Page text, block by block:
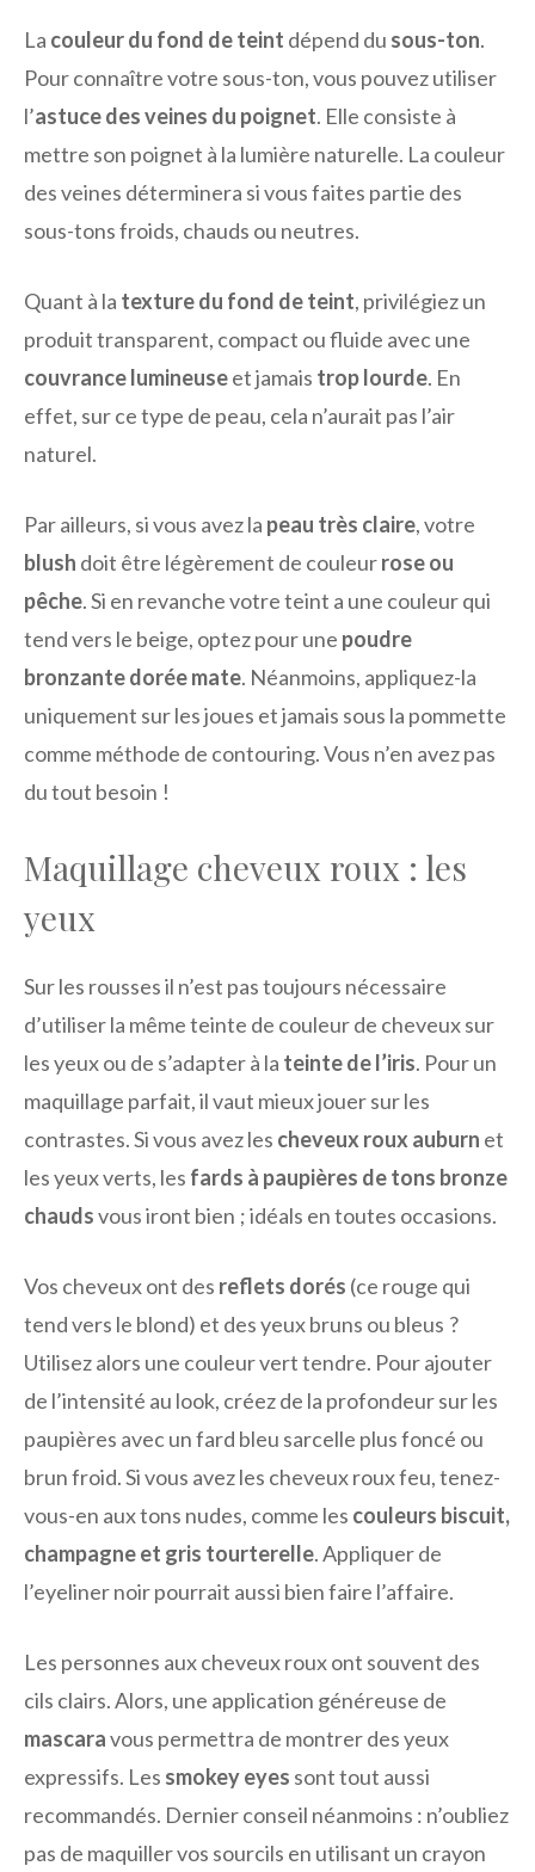
La couleur du fond de teint dépend du sous-ton.
Pour connaître votre sous-ton, vous pouvez utiliser
l’astuce des veines du poignet. Elle consiste à
mettre son poignet à la lumière naturelle. La couleur
des veines déterminera si vous faites partie des
sous-tons froids, chauds ou neutres.
Quant à la texture du fond de teint, privilégiez un
produit transparent, compact ou fluide avec une
couvrance lumineuseet jamais trop lourde. En
effet, sur ce type de peau, cela n’aurait pas l’air
naturel.
Par ailleurs, si vous avez la peau très claire, votre
blush doit être légèrement de couleurrose ou
pêche. Si en revanche votre teint a une couleur qui
tend vers le beige, optez pour une poudre
bronzante dorée mate. Néanmoins, appliquez-la
uniquement sur les joues et jamais sous la pommette
comme méthode de contouring. Vous n’en avez pas
du tout besoin !
Maquillage cheveux roux : les
yeux
Sur les rousses il n’est pas toujours nécessaire
d’utiliser la même teinte de couleur de cheveux sur
les yeux ou de s’adapter à la teinte de l’iris. Pour un
maquillage parfait, il vaut mieux jouer sur les
contrastes. Si vous avez les cheveux roux auburn et
les yeux verts, les fards à paupières de tons bronze
chaudsvous iront bien ; idéals en toutes occasions.
Vos cheveux ont des reflets dorés (ce rouge qui
tend vers le blond) et des yeux bruns ou bleus ?
Utilisez alors une couleur vert tendre. Pour ajouter
de l’intensité au look, créez de la profondeur sur les
paupières avec un fard bleu sarcelle plus foncé ou
brun froid. Si vous avez les cheveux roux feu, tenez-
vous-en aux tons nudes, comme les couleurs biscuit,
champagne et gris tourterelle. Appliquer de
l’eyeliner noir pourrait aussi bien faire l’affaire.
Les personnes aux cheveux roux ont souvent des
cils clairs. Alors, une application généreuse de
mascaravous permettra de montrer des yeux
expressifs. Les smokey eyes sont tout aussi
recommandés. Dernier conseil néanmoins : n’oubliez
pas de maquiller vos sourcils en utilisant un crayon